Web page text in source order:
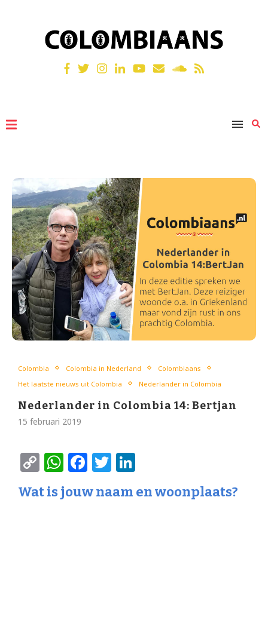
Colombia Colombia in Nederland
Colombiaans
Het laatste nieuws uit Colombia
Nederlander in Colombia
Nederlander in Colombia 14: Bertjan
15 februari 2019
Copy
Link
WhatsApp
Facebook
Twitter
Wat is jouw naam en woonplaats?